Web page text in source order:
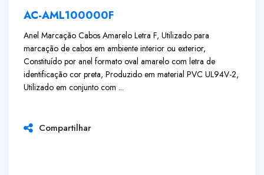
AC-AML100000F
Anel Marcação Cabos Amarelo Letra F, Utilizado para
marcação de cabos em ambiente interior ou exterior,
Constituído por anel formato oval amarelo com letra de
identificação cor preta, Produzido em material PVC UL94V-2,
Utilizado em conjunto com ...
Compartilhar